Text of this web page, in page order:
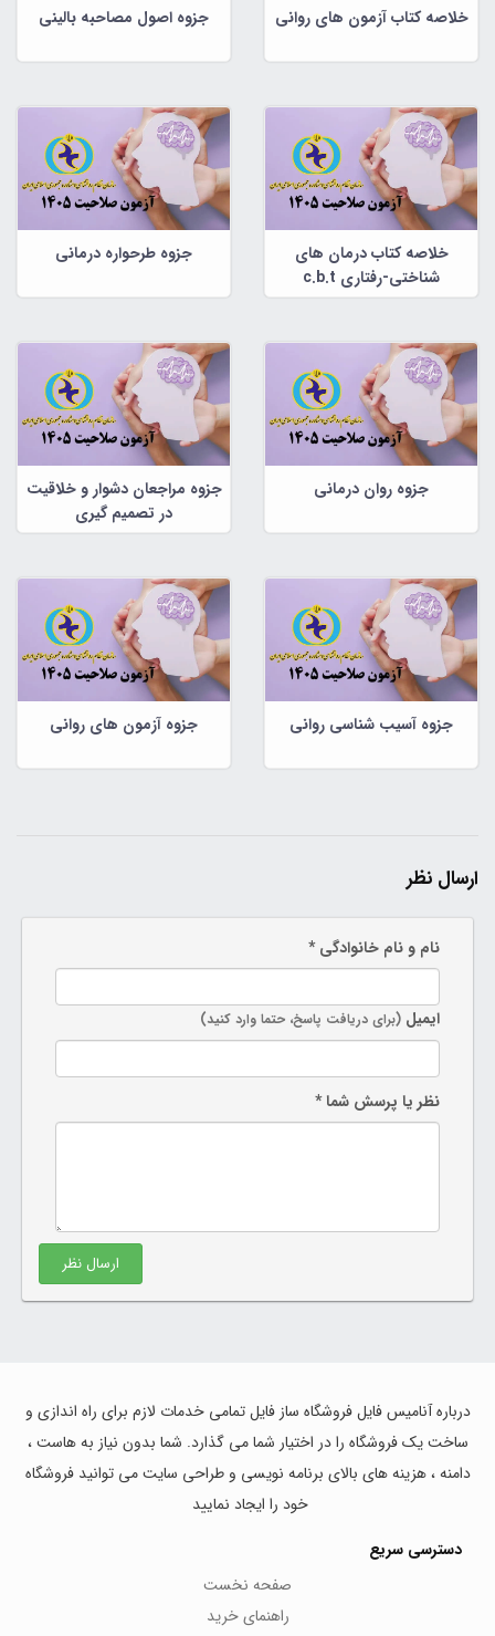
خلاصه کتاب آزمون های روانی جزوه اصول مصاحبه بالینی
خلاصه کتاب درمان های
شناختی-رفتاری c.b.t
جزوه طرحواره درمانی
جزوه روان درمانی
جزوه مراجعان دشوار و خلاقیت
در تصمیم گیری
جزوه آسیب شناسی روانی جزوه آزمون های روانی
ارسال نظر
نام و نام خانوادگی *
ایمیل (برای دریافت پاسخ، حتما وارد کنید)
نظر یا پرسش شما *
ارسال نظر
درباره آنامیس فایل فروشگاه ساز فایل تمامی خدمات لازم برای راه اندازی و
ساخت یک فروشگاه را در اختیار شما می گذارد. شما بدون نیاز به هاست ،
دامنه ، هزینه های بالای برنامه نویسی و طراحی سایت می توانید فروشگاه
خود را ایجاد نمایید
دسترسی سریع
صفحه نخست
راهنمای خرید